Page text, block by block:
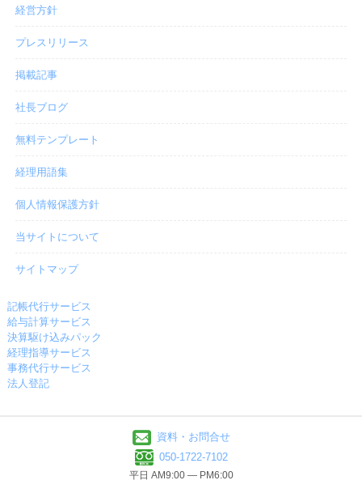
経営方針
プレスリリース
掲載記事
社長ブログ
無料テンプレート
経理用語集
個人情報保護方針
当サイトについて
サイトマップ
記帳代行サービス
給与計算サービス
決算駆け込みパック
経理指導サービス
事務代行サービス
法人登記
資料・お問合せ
050-1722-7102
平日 AM9:00 ― PM6:00